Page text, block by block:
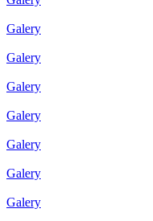
Galery
Galery
Galery
Galery
Galery
Galery
Galery